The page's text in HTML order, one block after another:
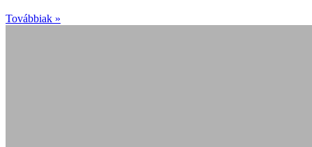
Továbbiak »